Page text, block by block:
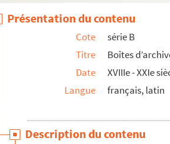
Série D. Bibliothèque d’imprimés fénelonniens
Présentation du contenu
Cote
série B
Titre
Boîtes
Date
XVIIIe - XXIe
Langue
français, latin
Description du contenu